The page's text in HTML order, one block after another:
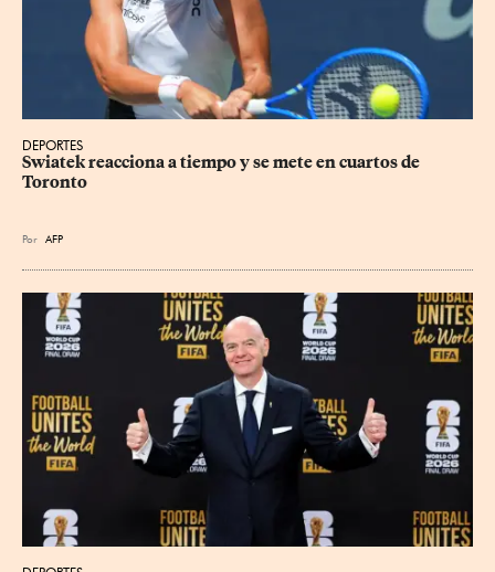
DEPORTES
Swiatek reacciona a tiempo y se mete en cuartos de
Toronto
Por AFP